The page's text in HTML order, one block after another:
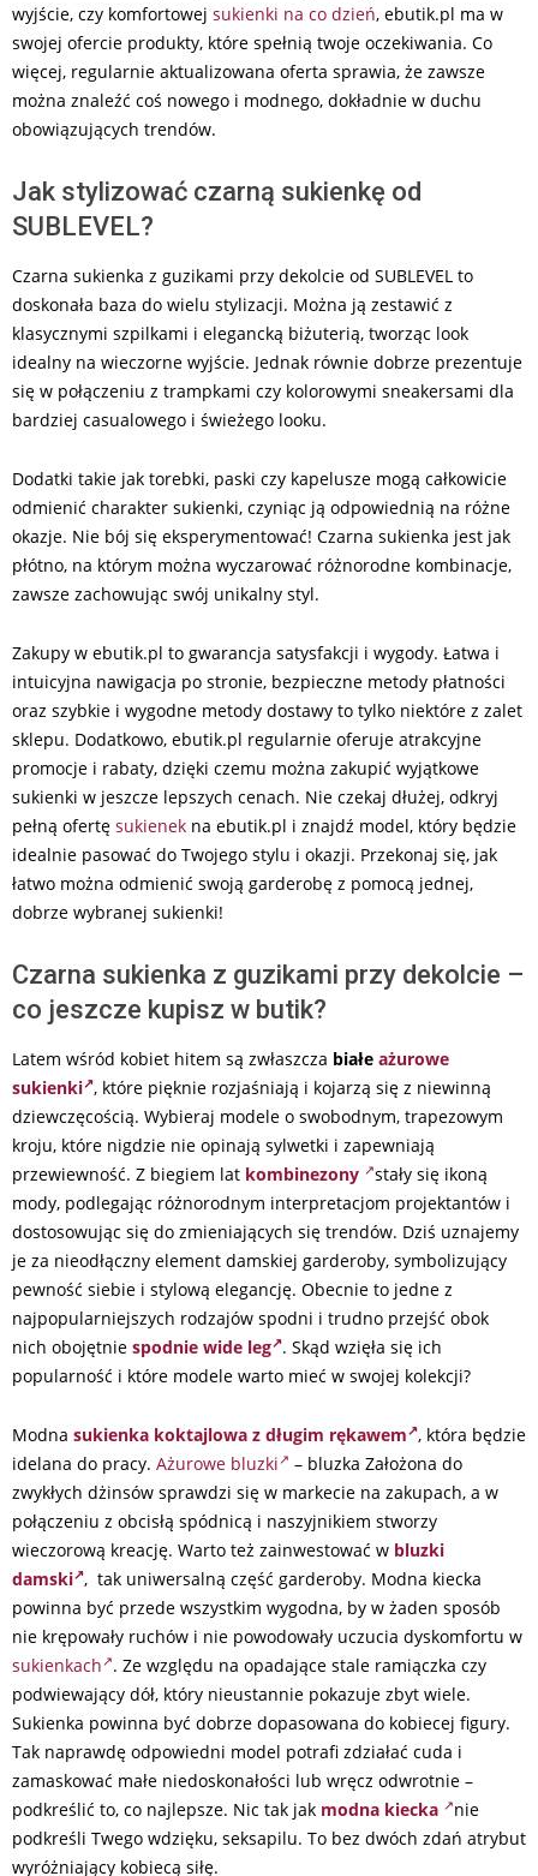
wyjście, czy komfortowej sukienki na co dzień, ebutik.pl ma w
swojej ofercie produkty, które spełnią twoje oczekiwania. Co
więcej, regularnie aktualizowana oferta sprawia, że zawsze
można znaleźć coś nowego i modnego, dokładnie w duchu
obowiązujących trendów.
Jak stylizować czarną sukienkę od
SUBLEVEL?
Czarna sukienka z guzikami przy dekolcie od SUBLEVEL to
doskonała baza do wielu stylizacji. Można ją zestawić z
klasycznymi szpilkami i elegancką biżuterią, tworząc look
idealny na wieczorne wyjście. Jednak równie dobrze prezentuje
się w połączeniu z trampkami czy kolorowymi sneakersami dla
bardziej casualowego i świeżego looku.
Dodatki takie jak torebki, paski czy kapelusze mogą całkowicie
odmienić charakter sukienki, czyniąc ją odpowiednią na różne
okazje. Nie bój się eksperymentować! Czarna sukienka jest jak
płótno, na którym można wyczarować różnorodne kombinacje,
zawsze zachowując swój unikalny styl.
Zakupy w ebutik.pl to gwarancja satysfakcji i wygody. Łatwa i
intuicyjna nawigacja po stronie, bezpieczne metody płatności
oraz szybkie i wygodne metody dostawy to tylko niektóre z zalet
sklepu. Dodatkowo, ebutik.pl regularnie oferuje atrakcyjne
promocje i rabaty, dzięki czemu można zakupić wyjątkowe
sukienki w jeszcze lepszych cenach. Nie czekaj dłużej, odkryj
pełną ofertę sukienek na ebutik.pl i znajdź model, który będzie
idealnie pasować do Twojego stylu i okazji. Przekonaj się, jak
łatwo można odmienić swoją garderobę z pomocą jednej,
dobrze wybranej sukienki!
Czarna sukienka z guzikami przy dekolcie –
co jeszcze kupisz w butik?
Latem wśród kobiet hitem są zwłaszcza białe ażurowe
sukienki , które pięknie rozjaśniają i kojarzą się z niewinną
dziewczęcością. Wybieraj modele o swobodnym, trapezowym
kroju, które nigdzie nie opinają sylwetki i zapewniają
przewiewność. Z biegiem lat kombinezony
stały się ikoną
mody, podlegając różnorodnym interpretacjom projektantów i
dostosowując się do zmieniających się trendów. Dziś uznajemy
je za nieodłączny element damskiej garderoby, symbolizujący
pewność siebie i stylową elegancję. Obecnie to jedne z
najpopularniejszych rodzajów spodni i trudno przejść obok
nich obojętnie spodnie wide leg . Skąd wzięła się ich
popularność i które modele warto mieć w swojej kolekcji?
Modna sukienka koktajlowa z długim rękawem , która będzie
idelana do pracy. Ażurowe bluzki
– bluzka Założona do
zwykłych dżinsów sprawdzi się w markecie na zakupach, a w
połączeniu z obcisłą spódnicą i naszyjnikiem stworzy
wieczorową kreację. Warto też zainwestować w bluzki
damski , tak uniwersalną część garderoby. Modna kiecka
powinna być przede wszystkim wygodna, by w żaden sposób
nie krępowały ruchów i nie powodowały uczucia dyskomfortu w
sukienkach . Ze względu na opadające stale ramiączka czy
podwiewający dół, który nieustannie pokazuje zbyt wiele.
Sukienka powinna być dobrze dopasowana do kobiecej figury.
Tak naprawdę odpowiedni model potrafi zdziałać cuda i
zamaskować małe niedoskonałości lub wręcz odwrotnie –
podkreślić to, co najlepsze. Nic tak jak modna kiecka
nie
podkreśli Twego wdzięku, seksapilu. To bez dwóch zdań atrybut
wyróżniający kobiecą siłę.